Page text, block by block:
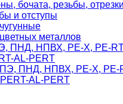
бочата, резьбы,
и отступы
металлов
ПНД, НПВХ, PE-X, PE-
AL-PERT
ПЭ, ПНД, НПВХ, PE-X, PE-
AL-PERT